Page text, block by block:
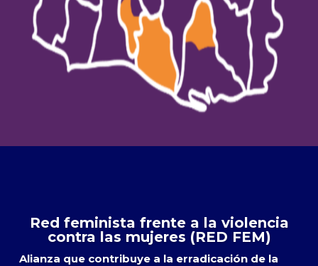
Red feminista frente a la violencia
contra las mujeres (RED FEM)
Alianza que contribuye a la erradicación de la